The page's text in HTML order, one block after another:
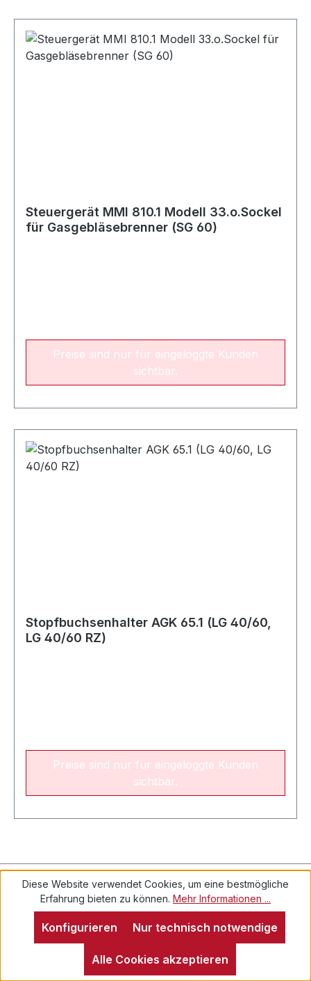
Steuergerät MMI 810.1 Modell 33.o.Sockel
für Gasgebläsebrenner (SG 60)
Preise sind nur für eingeloggte Kunden
sichtbar.
Stopfbuchsenhalter AGK 65.1 (LG 40/60,
LG 40/60 RZ)
Preise sind nur für eingeloggte Kunden
sichtbar.
Kontakt
Diese Website verwendet Cookies, um eine bestmögliche
Erfahrung bieten zu können. Mehr Informationen ...
Nur technisch notwendige
Konfigurieren
Alle Cookies akzeptieren